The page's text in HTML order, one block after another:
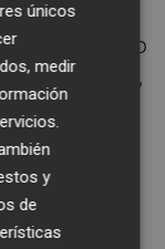
ha realizado
antigüedad,
se han ido
y
únicos
medir
y
de